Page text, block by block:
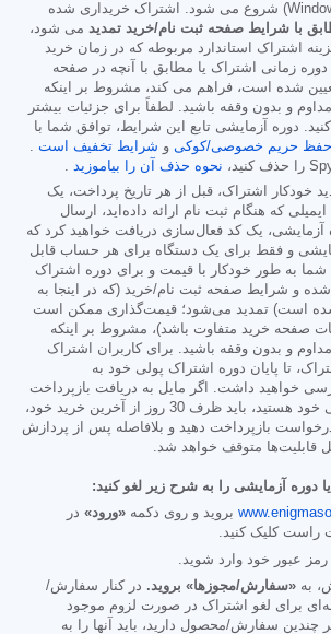
Windows/SpyHunter for Mac) شروع می شود. اشتراک خریداری شده
با شرایط صفحه ثبت نام/خرید تمدید می شود،
اشتراک استاندارد مربوطه که در زمان خرید
دوره زمانی اشتراک یا مطابق با آنچه در صفحه
شده است، فراهم می کند، مشروط بر اینکه
و بدون وقفه باشید. لطفاً برای جزئیات بیشتر
دوره آزمایشی تابع این شرایط، توافق شما با
حریم خصوصی/کوکی و شرایط تخفیف است .
نحوه حذف آن را بیاموزید .
خودکار اشتراک، قبل از هر تاریخ پرداخت، یک
که هنگام ثبت نام ارائه داده‌اید، ارسال
یک کد فعال‌سازی دریافت خواهید کرد که
و فقط برای یک دستگاه برای هر حساب قابل
به طور خودکار با قیمت و برای دوره اشتراک
و شرایط صفحه ثبت نام/خرید (که در اینجا به
است) تمدید می‌شود؛ قیمت‌گذاری ممکن است
صفحه خرید متفاوت باشد)، مشروط بر اینکه
و بدون وقفه باشید. برای کاربران اشتراک
تا پایان دوره اشتراک پولی خود به
خواهید داشت. اگر مایل به دریافت بازپرداخت
برای دوره اشتراک فعلی خود هستید، باید ظرف 30 روز از آخرین خرید خود،
بازپرداخت دهید و بلافاصله پس از پردازش
قابلیت‌ها متوقف خواهد شد.
دوره آزمایشی را به شرح زیر لغو کنید:
بروید و روی دکمه «ورود» در
راست کلیک کنید.
رمز عبور خود وارد شوید.
به «سفارش/مجوزها» بروید. در کنار سفارش/
برای لغو اشتراک در صورت لزوم موجود
چندین سفارش/محصول دارید، باید آنها را به